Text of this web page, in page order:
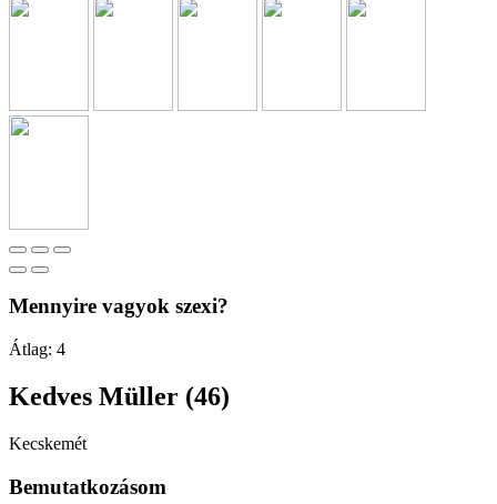
Mennyire vagyok szexi?
Átlag: 4
Kedves Müller (46)
Kecskemét
Bemutatkozásom